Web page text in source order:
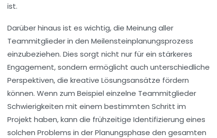
ist.
Darüber hinaus ist es wichtig, die Meinung aller
Teammitglieder in den Meilensteinplanungsprozess
einzubeziehen. Dies sorgt nicht nur für ein stärkeres
Engagement, sondern ermöglicht auch unterschiedliche
Perspektiven, die kreative Lösungsansätze fördern
können. Wenn zum Beispiel einzelne Teammitglieder
Schwierigkeiten mit einem bestimmten Schritt im
Projekt haben, kann die frühzeitige Identifizierung eines
solchen Problems in der Planungsphase den gesamten